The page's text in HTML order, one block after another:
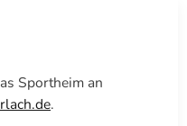
Sportheim an
.